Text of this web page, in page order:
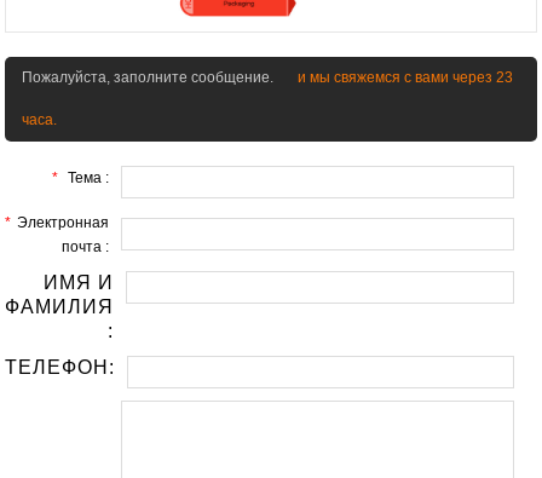
Пожалуйста, заполните сообщение. и мы свяжемся с вами через 23
часа.
* Тема :
* Электронная
почта :
ИМЯ И
ФАМИЛИЯ
:
ТЕЛЕФОН: